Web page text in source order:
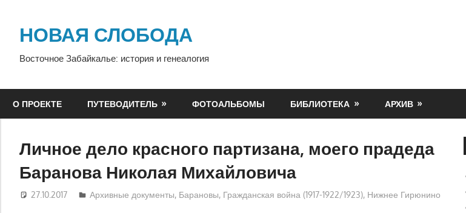
содержимому
НОВАЯ СЛОБОДА
Восточное Забайкалье: история и генеалогия
О ПРОЕКТЕ ПУТЕВОДИТЕЛЬ ФОТОАЛЬБОМЫ БИБЛИОТЕКА АРХИВ
Личное дело красного партизана, моего прадеда
Баранова Николая Михайловича
27.10.2017 Evgescha
Архивные документы, Барановы, Гражданская война (1917-1922/1923), Нижнее Гирюнино